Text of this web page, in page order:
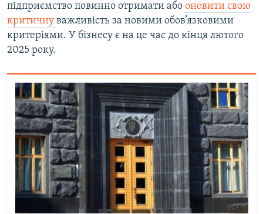
підприємство повинно отримати або оновити свою
критичну важливість за новими обов’язковими
критеріями. У бізнесу є на це час до кінця лютого
2025 року.